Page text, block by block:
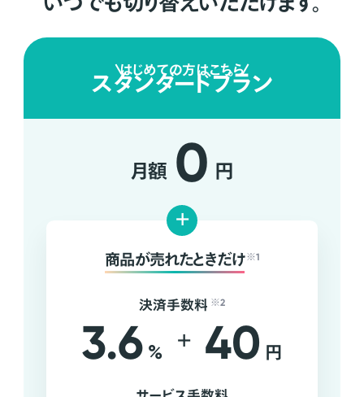
はじめての方はこちら
スタンダードプラン
月額 0 円
+
商品が売れたときだけ ※1
決済手数料 ※2
3.6 % + 40 円